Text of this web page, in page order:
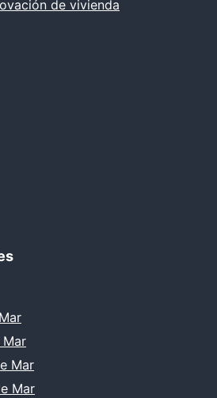
de vivienda
Mar
Mar
Mar